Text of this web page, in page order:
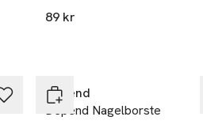
89 kr
Depend
Depend Nagelborste